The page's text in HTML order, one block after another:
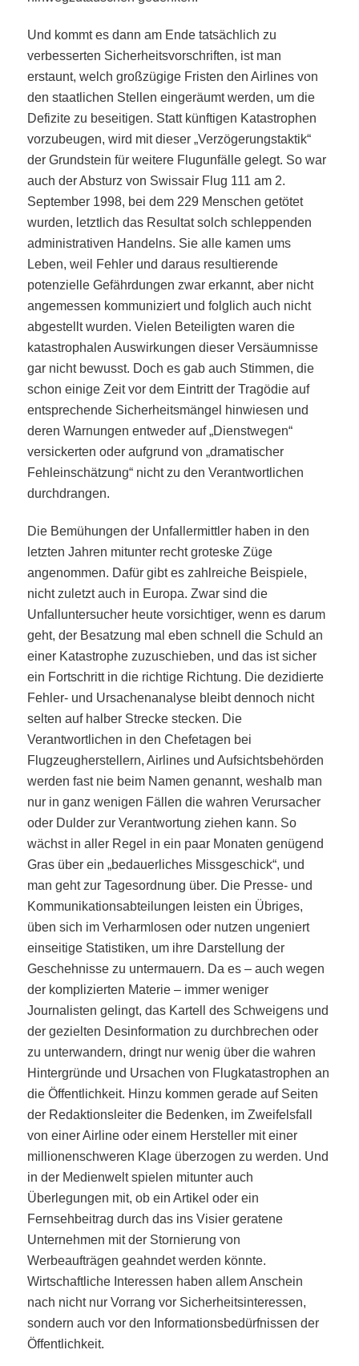
Und kommt es dann am Ende tatsächlich zu
verbesserten Sicherheitsvorschriften, ist man
erstaunt, welch großzügige Fristen den Airlines von
den staatlichen Stellen eingeräumt werden, um die
Defizite zu beseitigen. Statt künftigen Katastrophen
vorzubeugen, wird mit dieser „Verzögerungstaktik“
der Grundstein für weitere Flugunfälle gelegt. So war
auch der Absturz von Swissair Flug 111 am 2.
September 1998, bei dem 229 Menschen getötet
wurden, letztlich das Resultat solch schleppenden
administrativen Handelns. Sie alle kamen ums
Leben, weil Fehler und daraus resultierende
potenzielle Gefährdungen zwar erkannt, aber nicht
angemessen kommuniziert und folglich auch nicht
abgestellt wurden. Vielen Beteiligten waren die
katastrophalen Auswirkungen dieser Versäumnisse
gar nicht bewusst. Doch es gab auch Stimmen, die
schon einige Zeit vor dem Eintritt der Tragödie auf
entsprechende Sicherheitsmängel hinwiesen und
deren Warnungen entweder auf „Dienstwegen“
versickerten oder aufgrund von „dramatischer
Fehleinschätzung“ nicht zu den Verantwortlichen
durchdrangen.
Die Bemühungen der Unfallermittler haben in den
letzten Jahren mitunter recht groteske Züge
angenommen. Dafür gibt es zahlreiche Beispiele,
nicht zuletzt auch in Europa. Zwar sind die
Unfalluntersucher heute vorsichtiger, wenn es darum
geht, der Besatzung mal eben schnell die Schuld an
einer Katastrophe zuzuschieben, und das ist sicher
ein Fortschritt in die richtige Richtung. Die dezidierte
Fehler- und Ursachenanalyse bleibt dennoch nicht
selten auf halber Strecke stecken. Die
Verantwortlichen in den Chefetagen bei
Flugzeugherstellern, Airlines und Aufsichtsbehörden
werden fast nie beim Namen genannt, weshalb man
nur in ganz wenigen Fällen die wahren Verursacher
oder Dulder zur Verantwortung ziehen kann. So
wächst in aller Regel in ein paar Monaten genügend
Gras über ein „bedauerliches Missgeschick“, und
man geht zur Tagesordnung über. Die Presse- und
Kommunikationsabteilungen leisten ein Übriges,
üben sich im Verharmlosen oder nutzen ungeniert
einseitige Statistiken, um ihre Darstellung der
Geschehnisse zu untermauern. Da es – auch wegen
der komplizierten Materie – immer weniger
Journalisten gelingt, das Kartell des Schweigens und
der gezielten Desinformation zu durchbrechen oder
zu unterwandern, dringt nur wenig über die wahren
Hintergründe und Ursachen von Flugkatastrophen an
die Öffentlichkeit. Hinzu kommen gerade auf Seiten
der Redaktionsleiter die Bedenken, im Zweifelsfall
von einer Airline oder einem Hersteller mit einer
millionenschweren Klage überzogen zu werden. Und
in der Medienwelt spielen mitunter auch
Überlegungen mit, ob ein Artikel oder ein
Fernsehbeitrag durch das ins Visier geratene
Unternehmen mit der Stornierung von
Werbeaufträgen geahndet werden könnte.
Wirtschaftliche Interessen haben allem Anschein
nach nicht nur Vorrang vor Sicherheitsinteressen,
sondern auch vor den Informationsbedürfnissen der
Öffentlichkeit.